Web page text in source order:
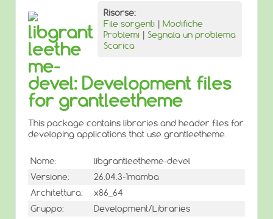
Risorse:
File sorgenti | Modifiche
Problemi | Segnala un problema
Scarica
libgrant
leethe
me-
devel: Development files
for grantleetheme
This package contains libraries and header files for
developing applications that use grantleetheme.
Nome:
libgrantleetheme-devel
Versione:
26.04.3-1mamba
Architettura:
x86_64
Gruppo:
Development/Libraries